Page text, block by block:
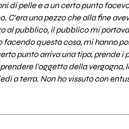
di pelle e a un certo punto
C'era una pezzo che alla fine
al pubblico, il pubblico mi
questa cosa, mi hanno
punto arriva una tipa, prende
l'oggetto della vergogna,
a terra. Non ho vissuto con